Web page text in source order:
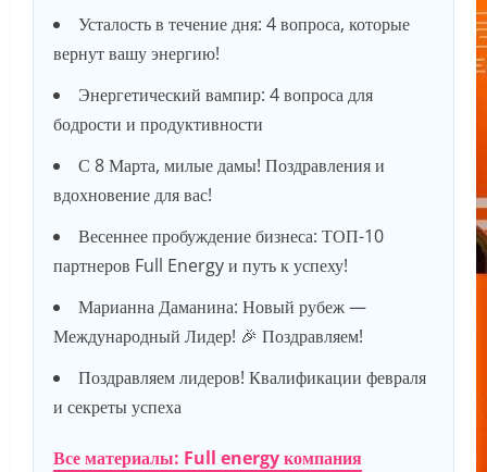
Усталость в течение дня: 4 вопроса, которые
вернут вашу энергию!
Энергетический вампир: 4 вопроса для
бодрости и продуктивности
С 8 Марта, милые дамы! Поздравления и
вдохновение для вас!
Весеннее пробуждение бизнеса: ТОП-10
партнеров Full Energy и путь к успеху!
Марианна Даманина: Новый рубеж —
Международный Лидер! 🎉 Поздравляем!
Поздравляем лидеров! Квалификации февраля
и секреты успеха
Все материалы: Full energy компания